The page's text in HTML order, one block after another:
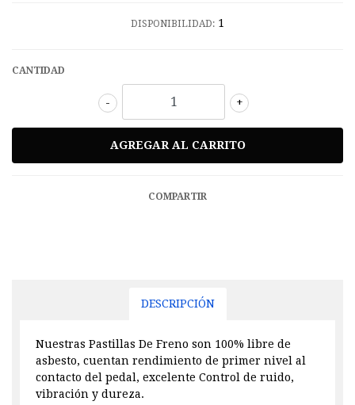
DISPONIBILIDAD: 1
CANTIDAD
+
-
COMPARTIR
DESCRIPCIÓN
Nuestras Pastillas De Freno son 100% libre de
asbesto, cuentan rendimiento de primer nivel al
contacto del pedal, excelente Control de ruido,
vibración y dureza.